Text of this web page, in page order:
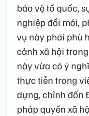
bảo vệ tổ quốc,
nghiệp đổi mới,
vụ này phải phù
cảnh xã hội
này vừa có ý
thực tiễn trong
dựng, chỉnh đốn
pháp quyền xã